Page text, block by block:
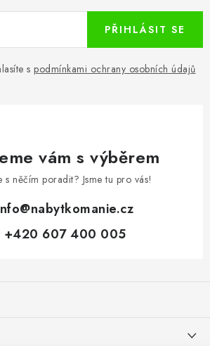
s podmínkami ochrany osobních údajů
PŘIHLÁSIT SE
vám s výběrem
s něčím poradit? Jsme tu pro vás!
@nabytkomanie.cz
+420 607 400 005